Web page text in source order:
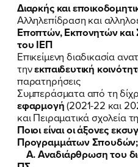
Διαρκής και
Αλληλεπίδραση και
Εποπτών, Εκπονητών
του ΙΕΠ
Επικείμενη διαδικασία
τηνεκπαιδευτική
παρατηρήσεις
Συμπεράσματα από τη
εφαρμογή(2021-22 και
και Πειραματικά σχολεία
Ποιοι είναι οι άξονες
Προγραμμάτων Σπουδών;
Α. Αναδιάρθρωση του